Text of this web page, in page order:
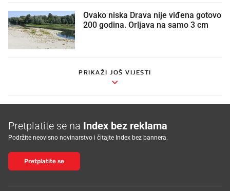
Ovako niska Drava nije viđena gotovo
200 godina. Orljava na samo 3 cm
PRIKAŽI JOŠ VIJESTI
Pretplatite se na Index bez reklama
Podržite neovisno novinarstvo i čitajte Index bez bannera.
Pretplatite se